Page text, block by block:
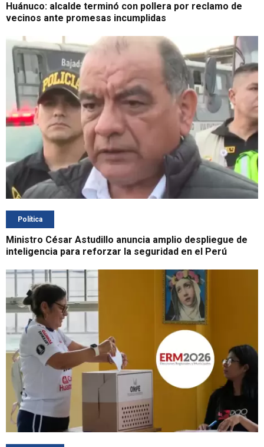
Huánuco: alcalde terminó con pollera por reclamo de
vecinos ante promesas incumplidas
Política
Ministro César Astudillo anuncia amplio despliegue de
inteligencia para reforzar la seguridad en el Perú